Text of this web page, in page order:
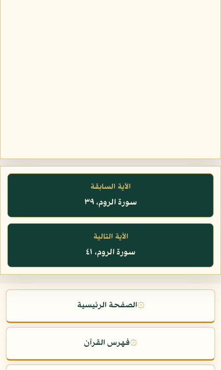
الآية السابقة
سورة الروم، ٣٩
الآية التالية
سورة الروم، ٤١
۞الصفحة الرئيسية
۞فهرس القرآن